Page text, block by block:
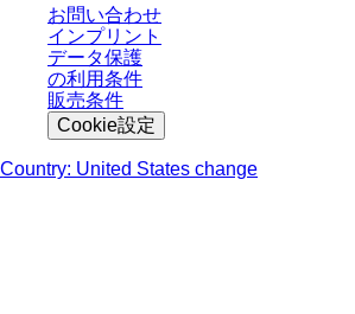
お問い合わせ
インプリント
データ保護
の利用条件
販売条件
Cookie設定
Country: United States change